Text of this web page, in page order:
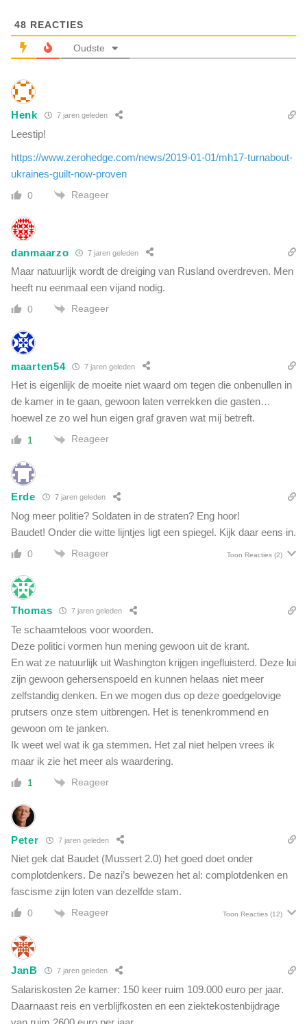
e
n
i
n
f
r
a
o
o
r
m
i
d
l
v
a
n
v
c
c
n
s
.
i
w
a
s
t
d
o
e
l
h
r
i
n
g
e
M
a
c
l
w
a
o
m
o
t
v
n
e
e
r
d
.
e
s
k
u
n
i
g
e
n
e
a
m
l
i
e
d
e
n
a
n
48 REACTIES
Oudste
Henk 7 jaren geleden
Leestip!
https://www.zerohedge.com/news/2019-01-01/mh17-turnabout-
ukraines-guilt-now-proven
0 Reageer
danmaarzo 7 jaren geleden
Maar natuurlijk wordt de dreiging van Rusland overdreven. Men
heeft nu eenmaal een vijand nodig.
0 Reageer
maarten54 7 jaren geleden
Het is eigenlijk de moeite niet waard om tegen die onbenullen in
de kamer in te gaan, gewoon laten verrekken die gasten…
hoewel ze zo wel hun eigen graf graven wat mij betreft.
1 Reageer
Erde 7 jaren geleden
Nog meer politie? Soldaten in de straten? Eng hoor!
Baudet! Onder die witte lijntjes ligt een spiegel. Kijk daar eens in.
0 Reageer Toon Reacties (2)
Thomas 7 jaren geleden
Te schaamteloos voor woorden.
Deze politici vormen hun mening gewoon uit de krant.
En wat ze natuurlijk uit Washington krijgen ingefluisterd. Deze lui
zijn gewoon gehersenspoeld en kunnen helaas niet meer
zelfstandig denken. En we mogen dus op deze goedgelovige
prutsers onze stem uitbrengen. Het is tenenkrommend en
gewoon om te janken.
Ik weet wel wat ik ga stemmen. Het zal niet helpen vrees ik
maar ik zie het meer als waardering.
1 Reageer
Peter 7 jaren geleden
Niet gek dat Baudet (Mussert 2.0) het goed doet onder
complotdenkers. De nazi’s bewezen het al: complotdenken en
fascisme zijn loten van dezelfde stam.
0 Reageer Toon Reacties (12)
JanB 7 jaren geleden
Salariskosten 2e kamer: 150 keer ruim 109.000 euro per jaar.
Daarnaast reis en verblijfkosten en een ziektekostenbijdrage